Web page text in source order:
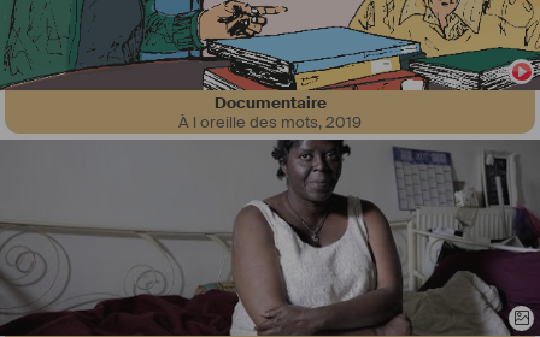
Au plaisir de travailler prochainement avec vous.
Antoine Brendlen
Documentaire
À l oreille des mots,2019
Après des études de musicologie à l’université de Tours, une
formation de technicien du son à l’Institut National de l’Audiovisuel à
Paris, plusieurs formation de réalisateur en radio, je suis chef-op du
Son à l’image. J’ai plusieurs long-métrage de fiction à mon actif tant
TV que cinéma, en France mais surtout à l’étranger. J’ai beaucoup
travaillé sur du reportage pour des équipes étrangères en
déplacement en # France Suisse
. Depuis quelques années,
en plus des tournages #corporate
, je suis plus orienté vers le
#documentaire et documentaire # animalier / nature.